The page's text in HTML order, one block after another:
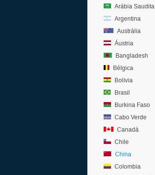
Arábia Saudita
Argentina
Austrália
Áustria
Bangladesh
Bélgica
Bolívia
Brasil
Burkina Faso
Cabo Verde
Canadá
Chile
China
Colombia